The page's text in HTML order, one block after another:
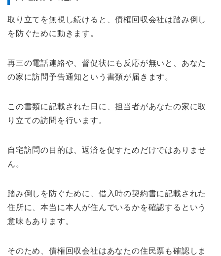
取り立てを無視し続けると、債権回収会社は踏み倒し
を防ぐために動きます。
再三の電話連絡や、督促状にも反応が無いと、あなた
の家に訪問予告通知という書類が届きます。
この書類に記載された日に、担当者があなたの家に取
り立ての訪問を行います。
自宅訪問の目的は、返済を促すためだけではありませ
ん。
踏み倒しを防ぐために、借入時の契約書に記載された
住所に、本当に本人が住んでいるかを確認するという
意味もあります。
そのため、債権回収会社はあなたの住民票も確認しま